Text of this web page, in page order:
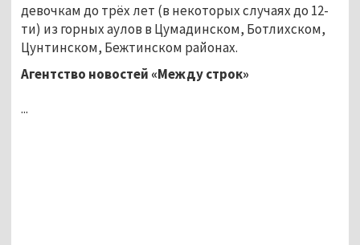
девочкам до трёх лет (в некоторых случаях до 12-
ти) из горных аулов в Цумадинском, Ботлихском,
Цунтинском, Бежтинском районах.
Агентство новостей «Между строк»
...